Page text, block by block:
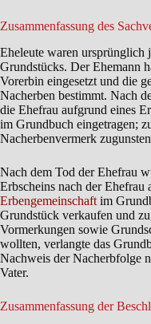
Zusammenfassung des
Eheleute waren ursprünglich
Grundstücks. Der Ehemann
Vorerbin eingesetzt und die
Nacherben bestimmt. Nach
die Ehefrau aufgrund eines
im Grundbuch eingetragen;
Nacherbenvermerk
Nach dem Tod der Ehefrau
Erbscheins nach der Ehefrau
Erbengemeinschaft im
Grundstück verkaufen und
Vormerkungen sowie
wollten, verlangte das
Nachweis der Nacherbfolge
Vater.
Zusammenfassung der